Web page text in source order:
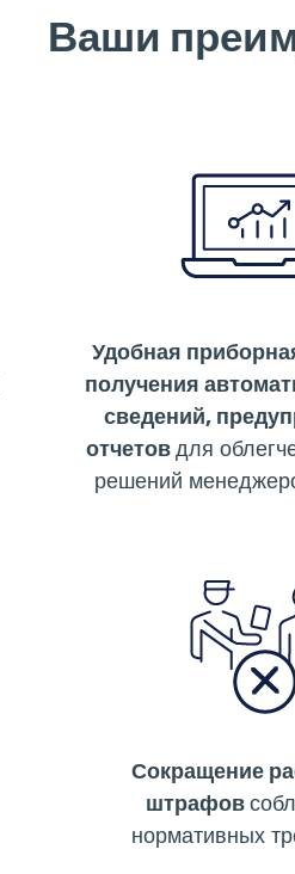
Ваши
Удобная
получения
сведений,
отчетовдля
решений
Сокращение
штрафов
нормативных